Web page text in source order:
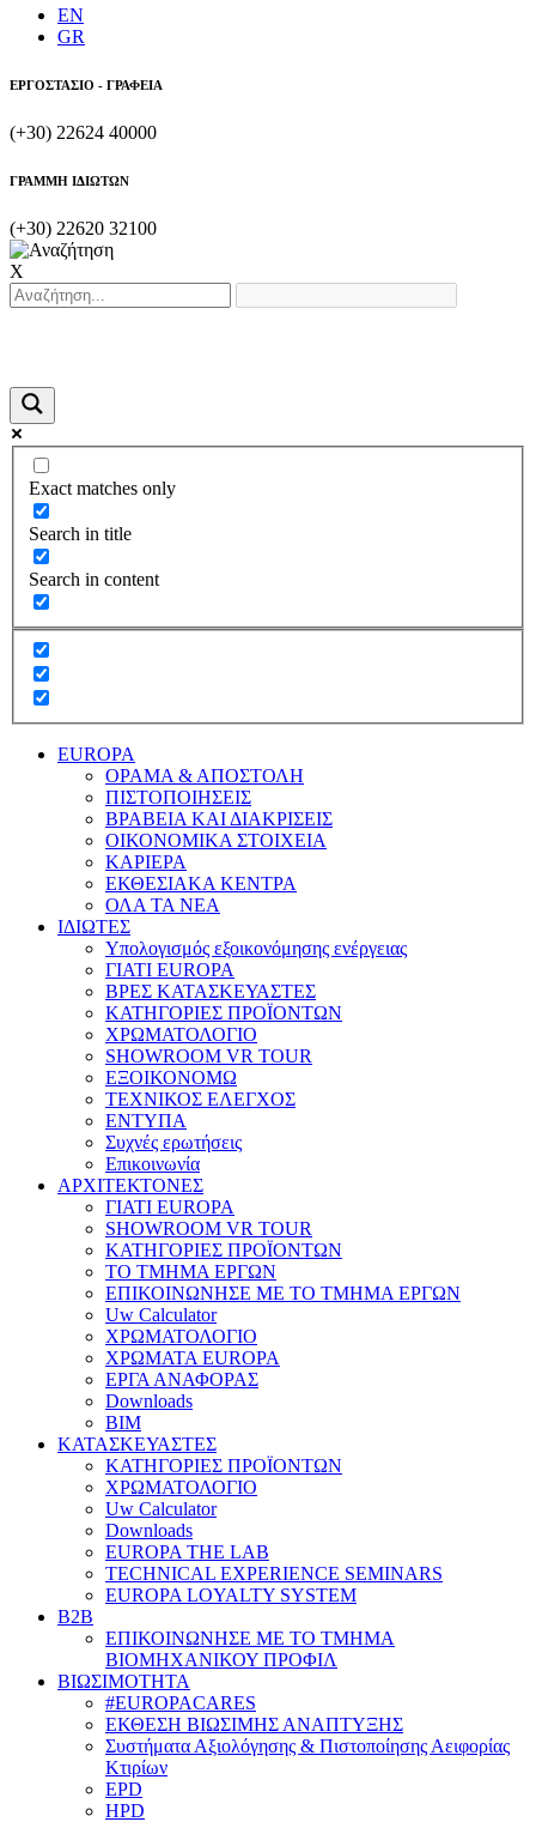
EN
GR
ΕΡΓΟΣΤΑΣΙΟ - ΓΡΑΦΕΙΑ
(+30) 22624 40000
ΓΡΑΜΜΗ ΙΔΙΩΤΩΝ
(+30) 22620 32100
X
Exact matches only
Search in title
Search in content
EUROPA
ΟΡΑΜΑ & ΑΠΟΣΤΟΛΗ
ΠΙΣΤΟΠΟΙΗΣΕΙΣ
ΒΡΑΒΕΙΑ ΚΑΙ ΔΙΑΚΡΙΣΕΙΣ
ΟΙΚΟΝΟΜΙΚΑ ΣΤΟΙΧΕΙΑ
ΚΑΡΙΕΡΑ
ΕΚΘΕΣΙΑΚΑ ΚΕΝΤΡΑ
ΟΛΑ ΤΑ ΝΕΑ
ΙΔΙΩΤΕΣ
Υπολογισμός εξοικονόμησης ενέργειας
ΓΙΑΤΙ EUROPA
ΒΡΕΣ ΚΑΤΑΣΚΕΥΑΣΤΕΣ
ΚΑΤΗΓΟΡΙΕΣ ΠΡΟΪΟΝΤΩΝ
ΧΡΩΜΑΤΟΛΟΓΙΟ
SHOWROOM VR TOUR
ΕΞΟΙΚΟΝΟΜΩ
ΤΕΧΝΙΚΟΣ ΕΛΕΓΧΟΣ
ΕΝΤΥΠΑ
Συχνές ερωτήσεις
Επικοινωνία
ΑΡΧΙΤΕΚΤΟΝΕΣ
ΓΙΑΤΙ EUROPA
SHOWROOM VR TOUR
ΚΑΤΗΓΟΡΙΕΣ ΠΡΟΪΟΝΤΩΝ
ΤΟ ΤΜΗΜΑ ΕΡΓΩΝ
​ΕΠΙΚΟΙΝΩΝΗΣΕ ΜΕ ΤΟ ΤΜΗΜΑ ΕΡΓΩΝ
Uw Calculator
ΧΡΩΜΑΤΟΛΟΓΙΟ
ΧΡΩΜΑΤΑ EUROPA
ΕΡΓΑ ΑΝΑΦΟΡΑΣ
Downloads
BIM
ΚΑΤΑΣΚΕΥΑΣΤΕΣ
ΚΑΤΗΓΟΡΙΕΣ ΠΡΟΪΟΝΤΩΝ
ΧΡΩΜΑΤΟΛΟΓΙΟ
Uw Calculator
Downloads
EUROPA THE LAB
TECHNICAL EXPERIENCE SEMINARS
EUROPA LOYALTY SYSTEM
B2B
​ΕΠΙΚΟΙΝΩΝΗΣΕ ΜΕ ΤΟ ΤΜΗΜΑ
ΒΙΟΜΗΧΑΝΙΚΟΥ ​ΠΡΟΦΙΛ
ΒΙΩΣΙΜΟΤΗΤΑ
#EUROPACARES
ΕΚΘΕΣΗ ΒΙΩΣΙΜΗΣ ΑΝΑΠΤΥΞΗΣ
Συστήματα Αξιολόγησης & Πιστοποίησης Αειφορίας
Κτιρίων
EPD
HPD